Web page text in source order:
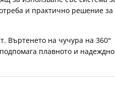
и практично решение за
Въртенето на чучура на 360°
плавното и надеждно